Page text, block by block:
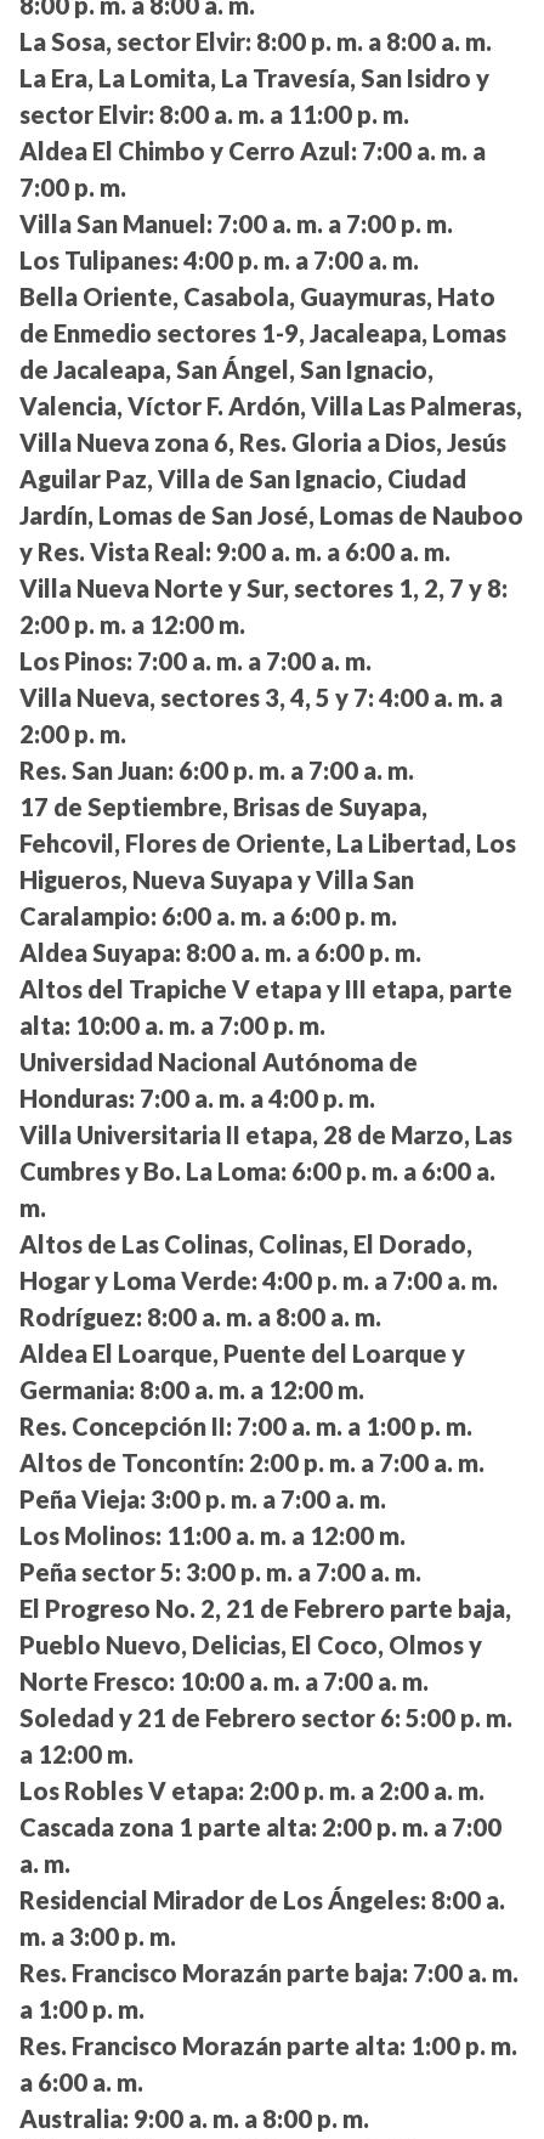
La Sosa, sector Elvir: 8:00 p. m. a 8:00 a. m.
La Era, La Lomita, La Travesía, San Isidro y
sector Elvir: 8:00 a. m. a 11:00 p. m.
Aldea El Chimbo y Cerro Azul: 7:00 a. m. a
7:00 p. m.
Villa San Manuel: 7:00 a. m. a 7:00 p. m.
Los Tulipanes: 4:00 p. m. a 7:00 a. m.
Bella Oriente, Casabola, Guaymuras, Hato
de Enmedio sectores 1-9, Jacaleapa, Lomas
de Jacaleapa, San Ángel, San Ignacio,
Valencia, Víctor F. Ardón, Villa Las Palmeras,
Villa Nueva zona 6, Res. Gloria a Dios, Jesús
Aguilar Paz, Villa de San Ignacio, Ciudad
Jardín, Lomas de San José, Lomas de Nauboo
y Res. Vista Real: 9:00 a. m. a 6:00 a. m.
Villa Nueva Norte y Sur, sectores 1, 2, 7 y 8:
2:00 p. m. a 12:00 m.
Los Pinos: 7:00 a. m. a 7:00 a. m.
Villa Nueva, sectores 3, 4, 5 y 7: 4:00 a. m. a
2:00 p. m.
Res. San Juan: 6:00 p. m. a 7:00 a. m.
17 de Septiembre, Brisas de Suyapa,
Fehcovil, Flores de Oriente, La Libertad, Los
Higueros, Nueva Suyapa y Villa San
Caralampio: 6:00 a. m. a 6:00 p. m.
Aldea Suyapa: 8:00 a. m. a 6:00 p. m.
Altos del Trapiche V etapa y III etapa, parte
alta: 10:00 a. m. a 7:00 p. m.
Universidad Nacional Autónoma de
Honduras: 7:00 a. m. a 4:00 p. m.
Villa Universitaria II etapa, 28 de Marzo, Las
Cumbres y Bo. La Loma: 6:00 p. m. a 6:00 a.
m.
Altos de Las Colinas, Colinas, El Dorado,
Hogar y Loma Verde: 4:00 p. m. a 7:00 a. m.
Rodríguez: 8:00 a. m. a 8:00 a. m.
Aldea El Loarque, Puente del Loarque y
Germania: 8:00 a. m. a 12:00 m.
Res. Concepción II: 7:00 a. m. a 1:00 p. m.
Altos de Toncontín: 2:00 p. m. a 7:00 a. m.
Peña Vieja: 3:00 p. m. a 7:00 a. m.
Los Molinos: 11:00 a. m. a 12:00 m.
Peña sector 5: 3:00 p. m. a 7:00 a. m.
El Progreso No. 2, 21 de Febrero parte baja,
Pueblo Nuevo, Delicias, El Coco, Olmos y
Norte Fresco: 10:00 a. m. a 7:00 a. m.
Soledad y 21 de Febrero sector 6: 5:00 p. m.
a 12:00 m.
Los Robles V etapa: 2:00 p. m. a 2:00 a. m.
Cascada zona 1 parte alta: 2:00 p. m. a 7:00
a. m.
Residencial Mirador de Los Ángeles: 8:00 a.
m. a 3:00 p. m.
Res. Francisco Morazán parte baja: 7:00 a. m.
a 1:00 p. m.
Res. Francisco Morazán parte alta: 1:00 p. m.
a 6:00 a. m.
Australia: 9:00 a. m. a 8:00 p. m.